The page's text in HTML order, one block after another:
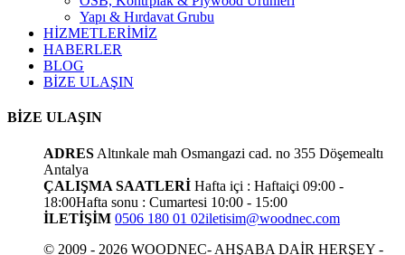
Yapı & Hırdavat Grubu
HİZMETLERİMİZ
HABERLER
BLOG
BİZE ULAŞIN
BİZE ULAŞIN
ADRES Altınkale mah Osmangazi cad. no 355 Döşemealtı
Antalya
ÇALIŞMA SAATLERİ Hafta içi : Haftaiçi 09:00 -
18:00Hafta sonu : Cumartesi 10:00 - 15:00
İLETİŞİM 0506 180 01 02iletisim@woodnec.com
© 2009 - 2026 WOODNEC- AHŞABA DAİR HERŞEY -